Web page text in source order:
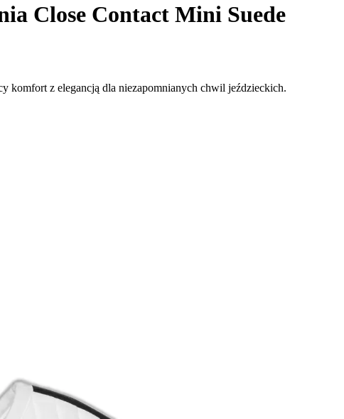
Close Contact Mini Suede
komfort z elegancją dla niezapomnianych chwil jeździeckich.